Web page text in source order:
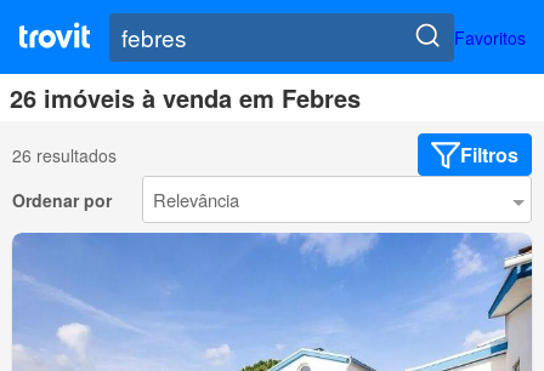
Favoritos
26 imóveis à venda em Febres
26 resultados Filtros
Ordenar por